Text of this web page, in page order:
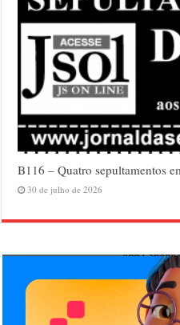
B116 – Quatro sepultamentos
30 de julho de 2026